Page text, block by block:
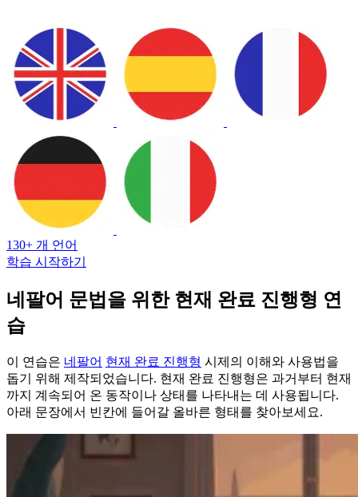
130+ 개 언어
학습 시작하기
네팔어 문법을 위한 현재 완료 진행형 연
습
이 연습은 네팔어 현재 완료 진행형 시제의 이해와 사용법을
돕기 위해 제작되었습니다. 현재 완료 진행형은 과거부터 현재
까지 계속되어 온 동작이나 상태를 나타내는 데 사용됩니다.
아래 문장에서 빈칸에 들어갈 올바른 형태를 찾아보세요.